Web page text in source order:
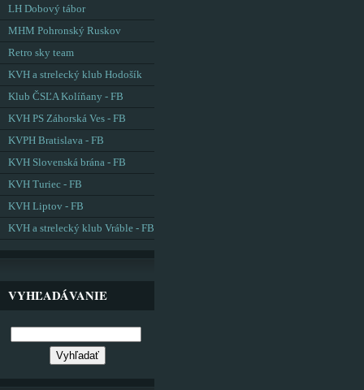
LH Dobový tábor
MHM Pohronský Ruskov
Retro sky team
KVH a strelecký klub Hodošík
Klub ČSĽA Kolíňany - FB
KVH PS Záhorská Ves - FB
KVPH Bratislava - FB
KVH Slovenská brána - FB
KVH Turiec - FB
KVH Liptov - FB
KVH a strelecký klub Vráble - FB
VYHĽADÁVANIE